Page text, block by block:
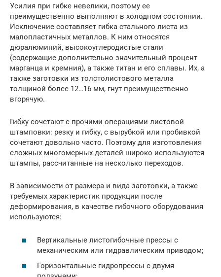
Усилия при гибке невелики, поэтому ее
преимущественно выполняют в холодном состоянии.
Исключение составляет гибка стального листа из
малопластичных металлов. К ним относятся
дюралюминий, высокоуглеродистые стали
(содержащие дополнительно значительный процент
марганца и кремния), а также титан и его сплавы. Их, а
также заготовки из толстолистового металла
толщиной более 12…16 мм, гнут преимущественно
вгорячую.
Гибку сочетают с прочими операциями листовой
штамповки: резку и гибку, с вырубкой или пробивкой
сочетают довольно часто. Поэтому для изготовления
сложных многомерных деталей широко используются
штампы, рассчитанные на несколько переходов.
В зависимости от размера и вида заготовки, а также
требуемых характеристик продукции после
деформирования, в качестве гибочного оборудования
используются:
Вертикальные листогибочные прессы с
механическим или гидравлическим приводом;
Горизонтальные гидропрессы с двумя